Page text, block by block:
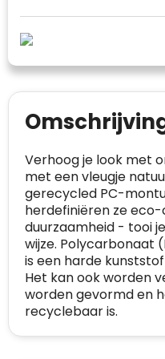
Verhoog je look met
met een vleugje
gerecycled PC-
herdefiniëren ze
duurzaamheid - tooi
wijze. Polycarbonaat
is een harde
Het kan ook worden
worden gevormd en
recyclebaar is.
van klanten voldoet.
websitebezoekers
echte, geverifieerde
Alleen beoordelingen
bewezen is dat ze
de verschillende
meegeteld in de
beoordelingen. Minder
ondervraagde
probleem.
Trustindex heeft de
website en de
onafhankelijk
CONTACTGEGEVENS
Telefoonnummer: +32
E-
mailadres:
Trustindex
op
Safe